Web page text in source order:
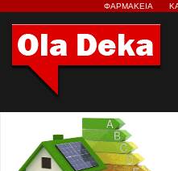
ΦΑΡΜΑΚΕΙΑ